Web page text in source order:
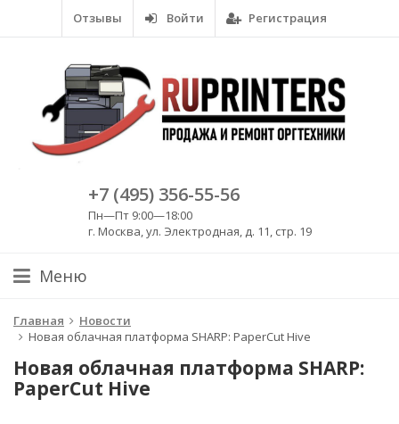
Отзывы Войти Регистрация
+7 (495) 356-55-56
Пн—Пт 9:00—18:00
г. Москва, ул. Электродная, д. 11, стр. 19
Меню
Главная
Новости
Новая облачная платформа SHARP: PaperCut Hive
Новая облачная платформа SHARP:
PaperCut Hive